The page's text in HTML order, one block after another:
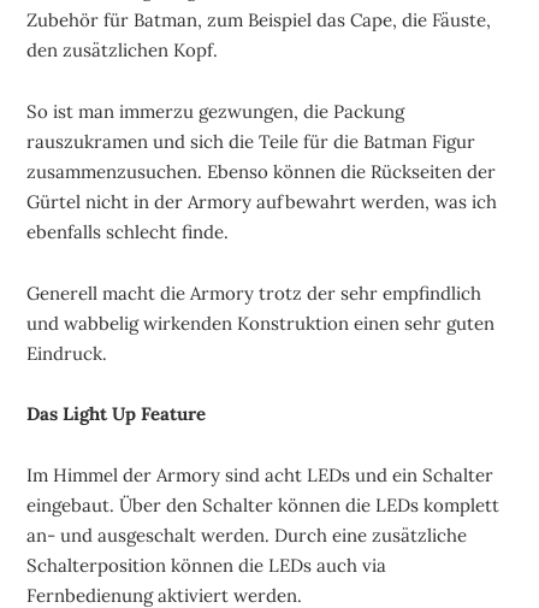
Zubehör für Batman, zum Beispiel das Cape, die Fäuste,
den zusätzlichen Kopf.
So ist man immerzu gezwungen, die Packung
rauszukramen und sich die Teile für die Batman Figur
zusammenzusuchen. Ebenso können die Rückseiten der
Gürtel nicht in der Armory aufbewahrt werden, was ich
ebenfalls schlecht finde.
Generell macht die Armory trotz der sehr empfindlich
und wabbelig wirkenden Konstruktion einen sehr guten
Eindruck.
Das Light Up Feature
Im Himmel der Armory sind acht LEDs und ein Schalter
eingebaut. Über den Schalter können die LEDs komplett
an- und ausgeschalt werden. Durch eine zusätzliche
Schalterposition können die LEDs auch via
Fernbedienung aktiviert werden.